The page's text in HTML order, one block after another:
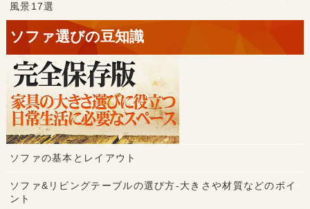
風景17選
ソファ選びの豆知識
ソファの基本とレイアウト
ソファ&リビングテーブルの選び方-大きさや材質などのポイ
ント